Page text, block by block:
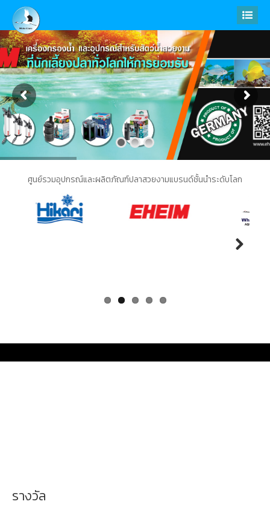
ศูนย์รวมอุปกรณ์และผลิตภัณฑ์ปลาสวยงามแบรนด์ชั้นนำระดับโลก
รางวัล